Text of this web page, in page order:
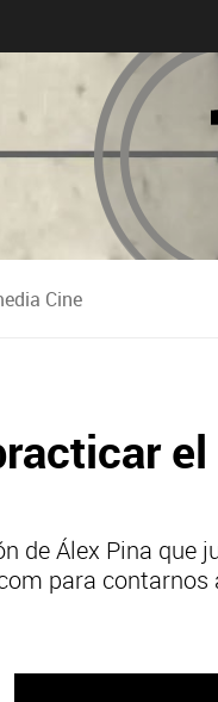
Cine
el
de Álex Pina que
para contarnos